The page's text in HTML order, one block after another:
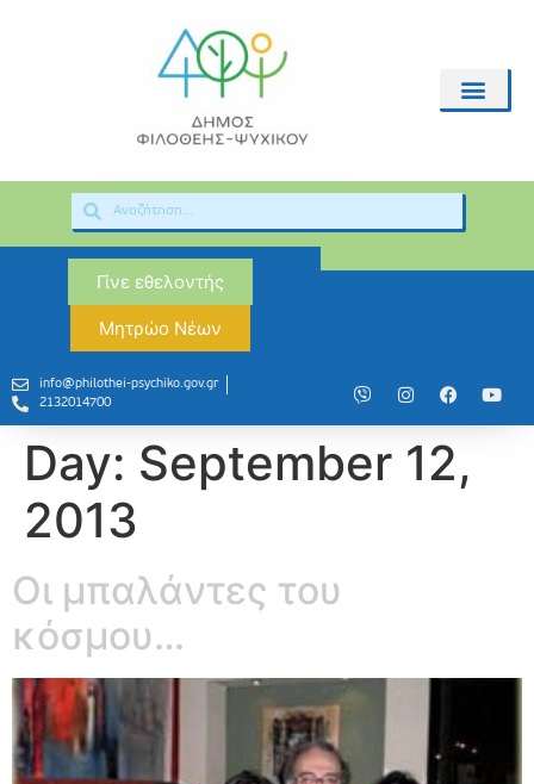
Γίνε εθελοντής
Μητρώο Νέων
info@philothei-psychiko.gov.gr
2132014700
Day: September 12,
2013
Οι μπαλάντες του
κόσμου…